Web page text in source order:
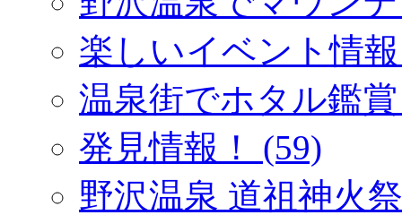
楽しいイベント情
温泉街でホタル鑑
発見情報！ (59)
野沢温泉 道祖神火